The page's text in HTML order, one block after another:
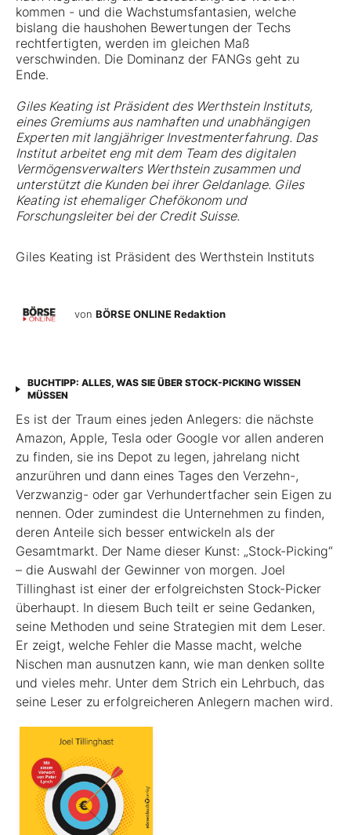
kommen - und die Wachstumsfantasien, welche
bislang die haushohen Bewertungen der Techs
rechtfertigten, werden im gleichen Maß
verschwinden. Die Dominanz der FANGs geht zu
Ende.
Giles Keating ist Präsident des Werthstein Instituts,
eines Gremiums aus namhaften und unabhängigen
Experten mit langjähriger Investmenterfahrung. Das
Institut arbeitet eng mit dem Team des digitalen
Vermögensverwalters Werthsteinzusammen und
unterstützt die Kunden bei ihrer Geldanlage. Giles
Keating ist ehemaliger Chefökonom und
Forschungsleiter bei der Credit Suisse.
Giles Keating ist Präsident des Werthstein Instituts
von BÖRSE ONLINE Redaktion
BUCHTIPP: ALLES, WAS SIE ÜBER STOCK-PICKING WISSEN
MÜSSEN
Es ist der Traum eines jeden Anlegers: die nächste
Amazon, Apple, Tesla oder Google vor allen anderen
zu finden, sie ins Depot zu legen, jahrelang nicht
anzurühren und dann eines Tages den Verzehn-,
Verzwanzig- oder gar Verhundertfacher sein Eigen zu
nennen. Oder zumindest die Unternehmen zu finden,
deren Anteile sich besser entwickeln als der
Gesamtmarkt. Der Name dieser Kunst: „Stock-Picking“
– die Auswahl der Gewinner von morgen. Joel
Tillinghast ist einer der erfolgreichsten Stock-Picker
überhaupt. In diesem Buch teilt er seine Gedanken,
seine Methoden und seine Strategien mit dem Leser.
Er zeigt, welche Fehler die Masse macht, welche
Nischen man ausnutzen kann, wie man denken sollte
und vieles mehr. Unter dem Strich ein Lehrbuch, das
seine Leser zu erfolgreicheren Anlegern machen wird.